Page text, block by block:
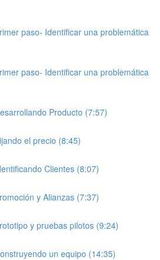
paso- Identificar una problemática
paso- Identificar una problemática
Producto (7:57)
el precio (8:45)
Clientes (8:07)
y Alianzas (7:37)
y pruebas pilotos (9:24)
un equipo (14:35)